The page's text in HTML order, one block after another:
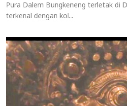
Pura Dalem Bungkeneng terletak di
terkenal dengan kol...